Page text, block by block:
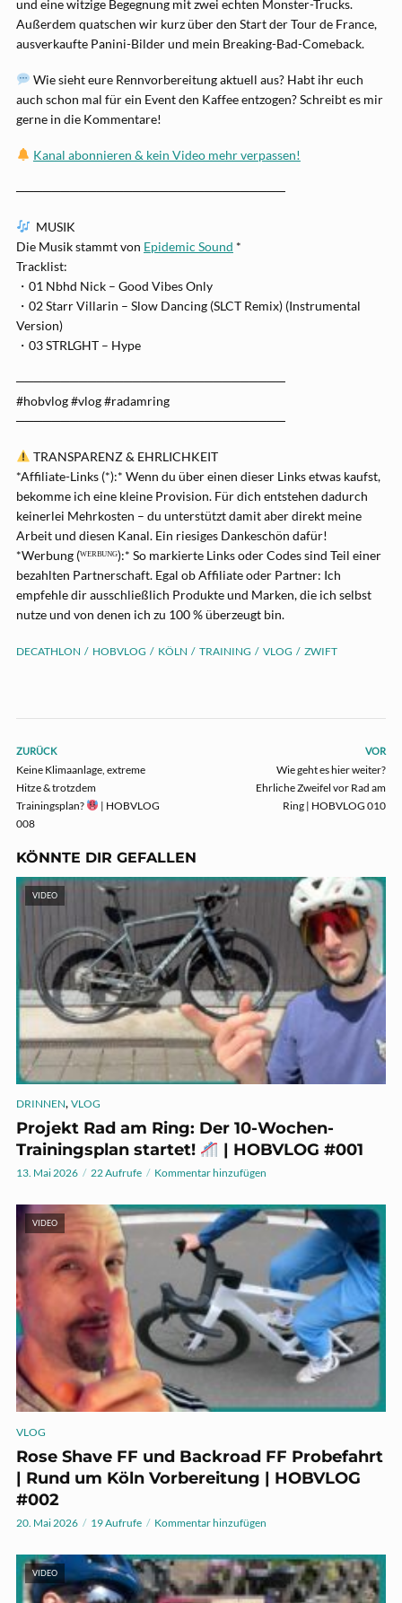
und eine witzige Begegnung mit zwei echten Monster-Trucks.
Außerdem quatschen wir kurz über den Start der Tour de France,
ausverkaufte Panini-Bilder und mein Breaking-Bad-Comeback.
Wie sieht eure Rennvorbereitung aktuell aus? Habt ihr euch
auch schon mal für ein Event den Kaffee entzogen? Schreibt es mir
gerne in die Kommentare!
Kanal abonnieren & kein Video mehr verpassen!
──────────────────────────────
MUSIK
Die Musik stammt von Epidemic Sound *
Tracklist:
・01 Nbhd Nick – Good Vibes Only
・02 Starr Villarin – Slow Dancing (SLCT Remix) (Instrumental
Version)
・03 STRLGHT – Hype
──────────────────────────────
#hobvlog #vlog #radamring
──────────────────────────────
TRANSPARENZ & EHRLICHKEIT
*Affiliate-Links (*):* Wenn du über einen dieser Links etwas kaufst,
bekomme ich eine kleine Provision. Für dich entstehen dadurch
keinerlei Mehrkosten – du unterstützt damit aber direkt meine
Arbeit und diesen Kanal. Ein riesiges Dankeschön dafür!
*Werbung (ᵂᴱᴿᴮᵁᴺᴳ):* So markierte Links oder Codes sind Teil einer
bezahlten Partnerschaft. Egal ob Affiliate oder Partner: Ich
empfehle dir ausschließlich Produkte und Marken, die ich selbst
nutze und von denen ich zu 100 % überzeugt bin.
DECATHLON HOBVLOG KÖLN TRAINING VLOG ZWIFT
ZURÜCK
Keine Klimaanlage, extreme
Hitze & trotzdem
Trainingsplan?
| HOBVLOG
008
VOR
Wie geht es hier weiter?
Ehrliche Zweifel vor Rad am
Ring | HOBVLOG 010
KÖNNTE DIR GEFALLEN
VIDEO
DRINNEN, VLOG
Projekt Rad am Ring: Der 10-Wochen-
Trainingsplan startet!
| HOBVLOG #001
13. Mai 2026 22 Aufrufe Kommentar hinzufügen
VIDEO
VLOG
Rose Shave FF und Backroad FF Probefahrt
| Rund um Köln Vorbereitung | HOBVLOG
#002
20. Mai 2026 19 Aufrufe Kommentar hinzufügen
VIDEO